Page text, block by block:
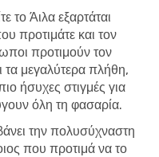
το Άιλα εξαρτάται
προτιμάτε και τον
προτιμούν τον
τα μεγαλύτερα πλήθη,
ήσυχες στιγμές για
όλη τη φασαρία.
την πολυσύχναστη
που προτιμά να το